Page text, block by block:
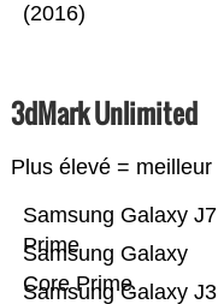
(2016)
3dMark Unlimited
Plus élevé = meilleur
Samsung Galaxy J3
Samsung Galaxy
Core Prime
Samsung Galaxy J7
Prime